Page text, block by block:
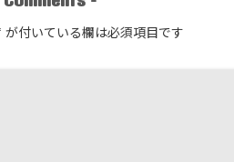
が付いている欄は必須項目です